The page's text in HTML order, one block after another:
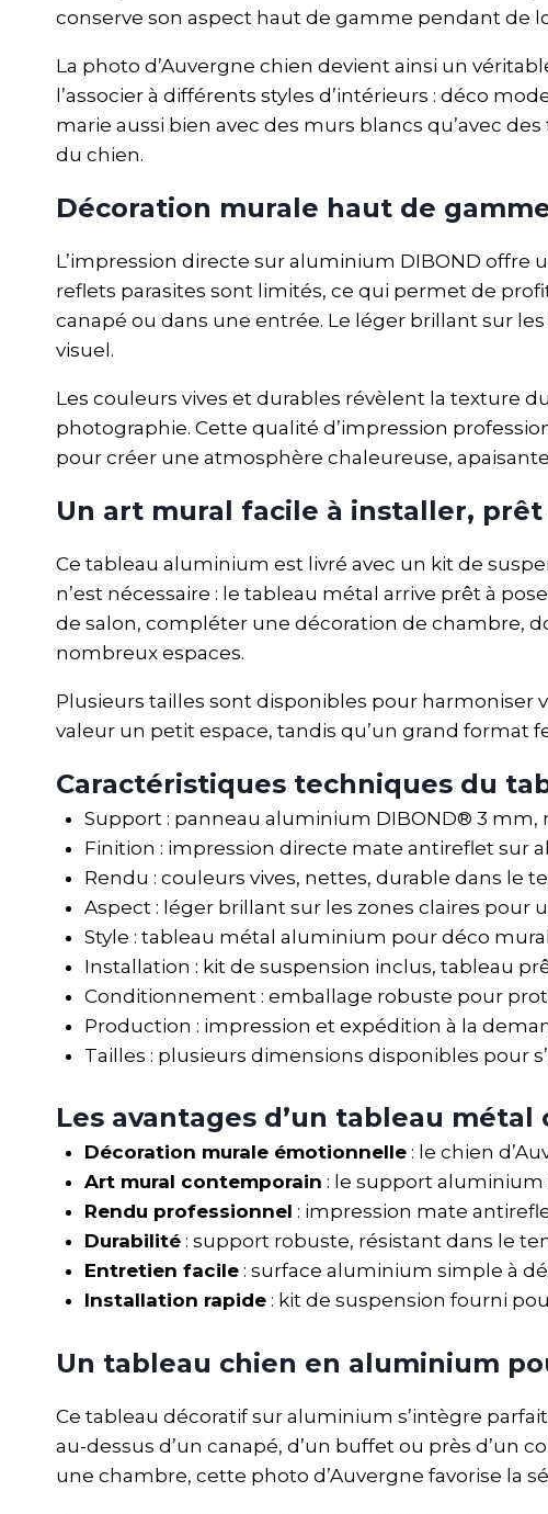
conserve son aspect haut de gamme pendant de
La photo d’Auvergne chien devient ainsi un
l’associer à différents styles d’intérieurs : déco
marie aussi bien avec des murs blancs qu’avec
du chien.
Décoration murale haut de
L’impression directe sur aluminium DIBOND
reflets parasites sont limités, ce qui permet de
canapé ou dans une entrée. Le léger brillant sur
visuel.
Les couleurs vives et durables révèlent la texture
photographie. Cette qualité d’impression
pour créer une atmosphère chaleureuse,
Un art mural facile à installer,
Ce tableau aluminium est livré avec un kit de
n’est nécessaire : le tableau métal arrive prêt à
de salon, compléter une décoration de chambre,
nombreux espaces.
Plusieurs tailles sont disponibles pour harmoniser
valeur un petit espace, tandis qu’un grand format
Caractéristiques techniques du
Support : panneau aluminium DIBOND® 3 mm,
Finition : impression directe mate antireflet sur
Rendu : couleurs vives, nettes, durable dans le
Aspect : léger brillant sur les zones claires pour
Style : tableau métal aluminium pour déco
Installation : kit de suspension inclus, tableau
Conditionnement : emballage robuste pour
Production : impression et expédition à la
Tailles : plusieurs dimensions disponibles pour
Les avantages d’un tableau
Décoration murale émotionnelle: le chien
Art mural contemporain : le support
Rendu professionnel : impression mate
Durabilité: support robuste, résistant dans le
Entretien facile: surface aluminium simple à
Installation rapide: kit de suspension fourni
Un tableau chien en aluminium
Ce tableau décoratif sur aluminium s’intègre
au-dessus d’un canapé, d’un buffet ou près d’un
une chambre, cette photo d’Auvergne favorise la